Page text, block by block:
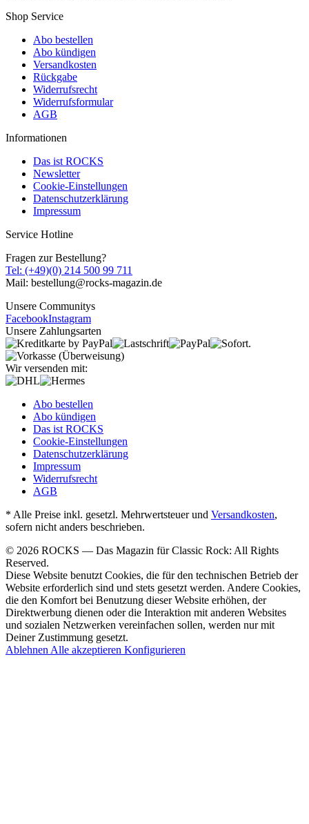
Shop Service
Abo bestellen
Abo kündigen
Versandkosten
Rückgabe
Widerrufsrecht
Widerrufsformular
AGB
Informationen
Das ist ROCKS
Newsletter
Cookie-Einstellungen
Datenschutzerklärung
Impressum
Service Hotline
Fragen zur Bestellung?
Tel: (+49)(0) 214 500 99 711
Mail: bestellung@rocks-magazin.de
Unsere Communitys
FacebookInstagram
Unsere Zahlungsarten
Wir versenden mit:
Abo bestellen
Abo kündigen
Das ist ROCKS
Cookie-Einstellungen
Datenschutzerklärung
Impressum
Widerrufsrecht
AGB
* Alle Preise inkl. gesetzl. Mehrwertsteuer und Versandkosten,
sofern nicht anders beschrieben.
© 2026 ROCKS — Das Magazin für Classic Rock: All Rights
Reserved.
Diese Website benutzt Cookies, die für den technischen Betrieb der
Website erforderlich sind und stets gesetzt werden. Andere Cookies,
die den Komfort bei Benutzung dieser Website erhöhen, der
Direktwerbung dienen oder die Interaktion mit anderen Websites
und sozialen Netzwerken vereinfachen sollen, werden nur mit
Deiner Zustimmung gesetzt.
Ablehnen Alle akzeptieren Konfigurieren